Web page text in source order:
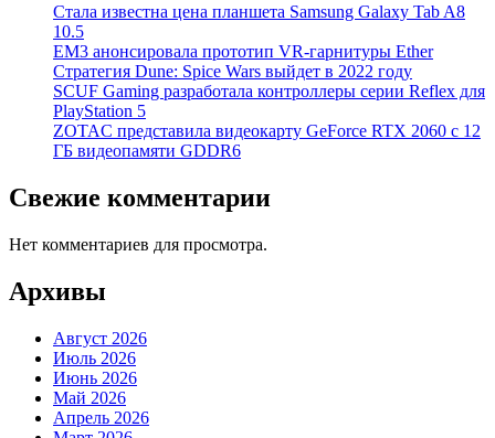
Стала известна цена планшета Samsung Galaxy Tab A8
10.5
EM3 анонсировала прототип VR-гарнитуры Ether
Стратегия Dune: Spice Wars выйдет в 2022 году
SCUF Gaming разработала контроллеры серии Reflex для
PlayStation 5
ZOTAC представила видеокарту GeForce RTX 2060 с 12
ГБ видеопамяти GDDR6
Свежие комментарии
Нет комментариев для просмотра.
Архивы
Август 2026
Июль 2026
Июнь 2026
Май 2026
Апрель 2026